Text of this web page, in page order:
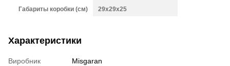
Габариты коробки (см)
29x29x25
Характеристики
Виробник
Misgaran